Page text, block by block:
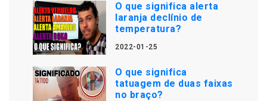
O que significa alerta
laranja declínio de
temperatura?
2022-01-25
O que significa
tatuagem de duas faixas
no braço?